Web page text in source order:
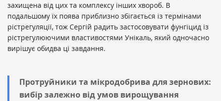
захищена від цих та комплексу інших хвороб. В
подальшому їх поява приблизно збігається із термінами
рістрегуляції, тож Сергій радить застосовувати фунгіцид із
рістрегулюючими властивостями Унікаль, який одночасно
вирішує обидва ці завдання.
Протруйники та мікродобрива для зернових:
вибір залежно від умов вирощування